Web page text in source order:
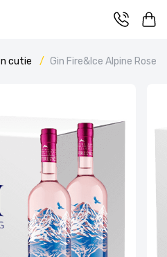
In cutie Gin Fire&Ice Alpine Rose